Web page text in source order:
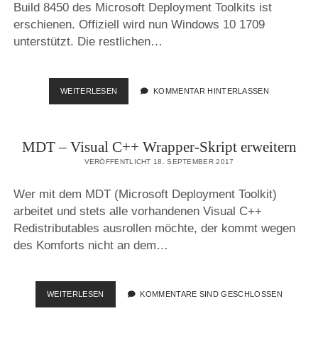
Build 8450 des Microsoft Deployment Toolkits ist
erschienen. Offiziell wird nun Windows 10 1709
unterstützt. Die restlichen…
WEITERLESEN
MDT-
KOMMENTAR HINTERLASSEN
MDT – Visual C++ Wrapper-Skript erweitern
VERÖFFENTLICHT 18. SEPTEMBER 2017
Wer mit dem MDT (Microsoft Deployment Toolkit)
arbeitet und stets alle vorhandenen Visual C++
Redistributables ausrollen möchte, der kommt wegen
des Komforts nicht an dem…
WEITERLESEN
–
KOMMENTARE SIND GESCHLOSSEN